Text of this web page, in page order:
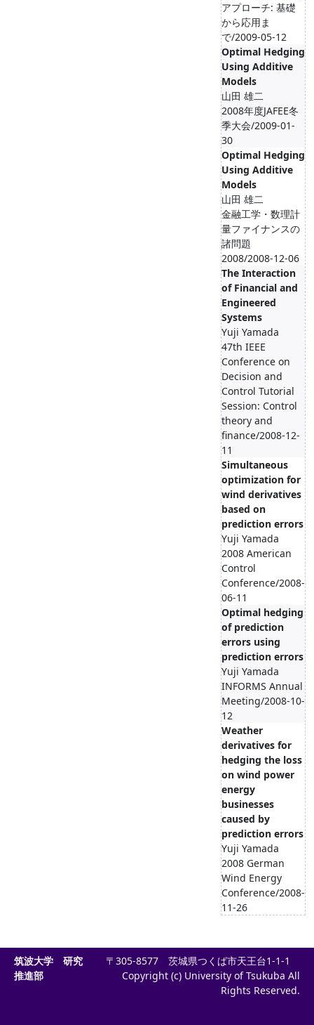
アプローチ: 基礎
から応用ま
で/2009-05-12
Optimal Hedging
Using Additive
Models
山田 雄二
2008年度JAFEE冬
季大会/2009-01-
30
Optimal Hedging
Using Additive
Models
山田 雄二
金融工学・数理計
量ファイナンスの
諸問題
2008/2008-12-06
The Interaction
of Financial and
Engineered
Systems
Yuji Yamada
47th IEEE
Conference on
Decision and
Control Tutorial
Session: Control
theory and
finance/2008-12-
11
Simultaneous
optimization for
wind derivatives
based on
prediction errors
Yuji Yamada
2008 American
Control
Conference/2008-
06-11
Optimal hedging
of prediction
errors using
prediction errors
Yuji Yamada
INFORMS Annual
Meeting/2008-10-
12
Weather
derivatives for
hedging the loss
on wind power
energy
businesses
caused by
prediction errors
Yuji Yamada
2008 German
Wind Energy
Conference/2008-
11-26
筑波大学 研究
推進部
〒305-8577 茨城県つくば市天王台1-1-1
Copyright (c) University of Tsukuba All
Rights Reserved.